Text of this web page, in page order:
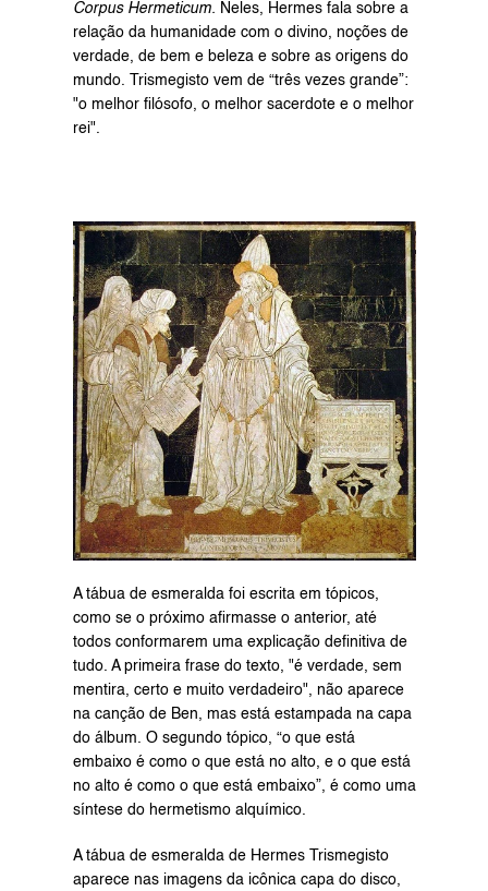
Corpus Hermeticum. Neles, Hermes fala sobre a
relação da humanidade com o divino, noções de
verdade, de bem e beleza e sobre as origens do
mundo. Trismegisto vem de “três vezes grande”:
"o melhor filósofo, o melhor sacerdote e o melhor
rei".
A tábua de esmeralda foi escrita em tópicos,
como se o próximo afirmasse o anterior, até
todos conformarem uma explicação definitiva de
tudo. A primeira frase do texto, "é verdade, sem
mentira, certo e muito verdadeiro", não aparece
na canção de Ben, mas está estampada na capa
do álbum. O segundo tópico, “o que está
embaixo é como o que está no alto, e o que está
no alto é como o que está embaixo”, é como uma
síntese do hermetismo alquímico.
A tábua de esmeralda de Hermes Trismegisto
aparece nas imagens da icônica capa do disco,